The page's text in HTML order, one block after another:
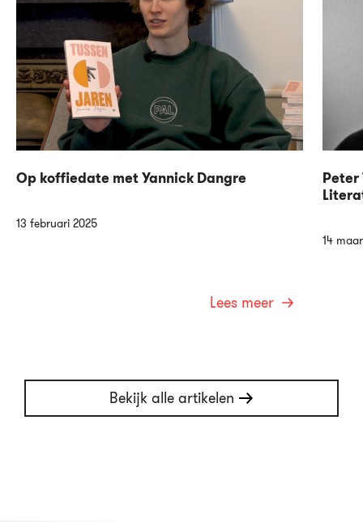
13 februari 2025
Op koffiedate met Yannick Dangre
Lees meer
14
Peter
Bekijk alle artikelen